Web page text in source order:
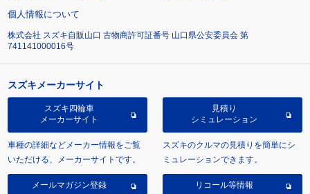
個人情報について
株式会社 スズキ自販山口 古物商許可証番号 山口県公安委員会 第
741141000016号
スズキメーカーサイト
スズキ四輪車
メーカーサイト
車種の詳細などメーカー情報をご覧
いただける、メーカーサイトです。
見積り
シミュレーション
スズキのクルマの見積りを簡単にシ
ミュレーションできます。
メールマガジン登録 リコール等情報